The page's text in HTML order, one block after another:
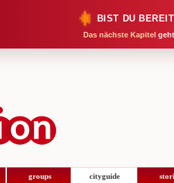
BIST DU
Das nächste Kapitel
groups cityguide